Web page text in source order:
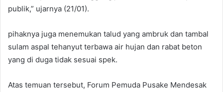
publik,” ujarnya (21/01).
pihaknya juga menemukan talud yang ambruk dan tambal
sulam aspal tehanyut terbawa air hujan dan rabat beton
yang di duga tidak sesuai spek.
Atas temuan tersebut, Forum Pemuda Pusake Mendesak